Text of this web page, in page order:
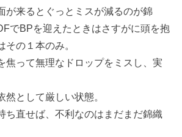
が来るとぐっとミスが減るのが錦
でBPを迎えたときはさすがに頭を抱
その１本のみ。
焦って無理なドロップをミスし、実
然として厳しい状態。
ち直せば、不利なのはまだまだ錦織